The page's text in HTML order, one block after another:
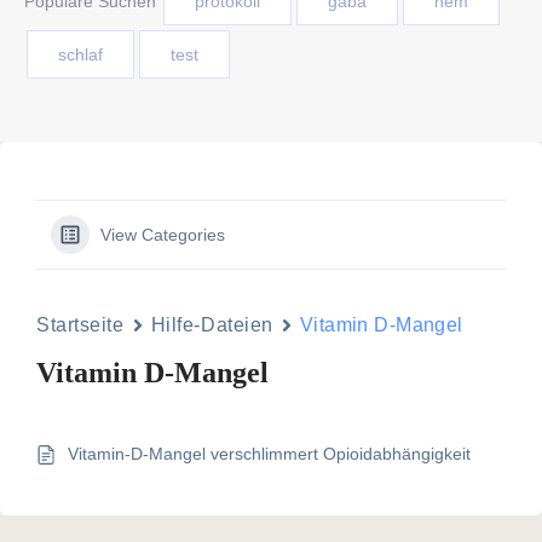
schlaf test
View Categories
Startseite Hilfe-Dateien Vitamin D-Mangel
Vitamin D-Mangel
Vitamin-D-Mangel verschlimmert Opioidabhängigkeit